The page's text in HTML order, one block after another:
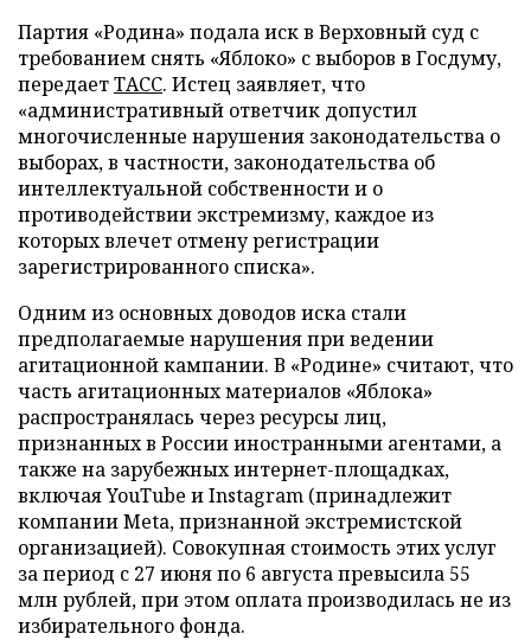
Партия «Родина» подала иск в Верховный суд с
требованием снять «Яблоко» с выборов в Госдуму,
передаетТАСС. Истец заявляет, что
«административный ответчик допустил
многочисленные нарушения законодательства о
выборах, в частности, законодательства об
интеллектуальной собственности и о
противодействии экстремизму, каждое из
которых влечет отмену регистрации
зарегистрированного списка».
Одним из основных доводов иска стали
предполагаемые нарушения при ведении
агитационной кампании. В «Родине» считают, что
часть агитационных материалов «Яблока»
распространялась через ресурсы лиц,
признанных в России иностранными агентами, а
также на зарубежных интернет-площадках,
включая YouTube и Instagram (принадлежит
компании Meta, признанной экстремистской
организацией). Совокупная стоимость этих услуг
за период с 27 июня по 6 августа превысила 55
млн рублей, при этом оплата производилась не из
избирательного фонда.